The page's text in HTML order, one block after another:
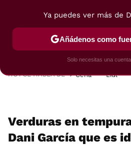
POSTRES VIAJES
HOY SE HABLA DE Cena Lidl
Verduras en
Dani García que es
Ya puedes ver más de
Añádenos como
Solo necesitas una